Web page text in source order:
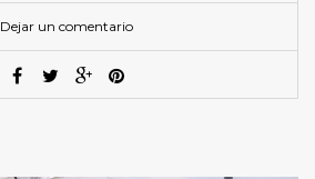
Dejar un comentario